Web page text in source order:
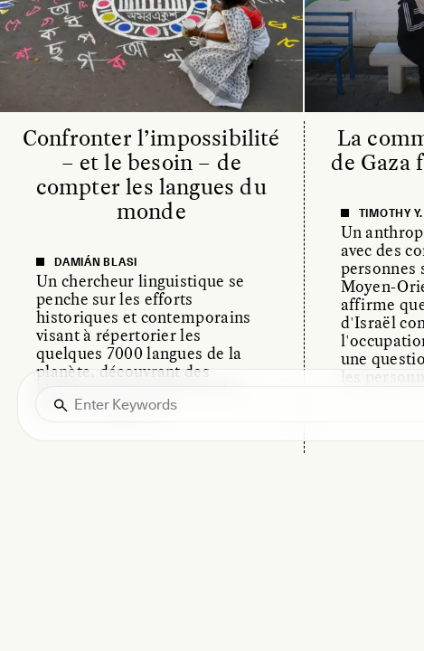
Confronter l’impossibilité
– et le besoin – de
compter les langues du
monde
DAMIÁN BLASI
Un chercheur linguistique se
penche sur les efforts
historiques et contemporains
visant à répertorier les
quelques 7000 langues de la
planète, découvrant des
défis herculéens.
La
de Gaza
TIMOTHY
Un
avec des
personnes
Moyen-
affirme
d'Israël
une
les